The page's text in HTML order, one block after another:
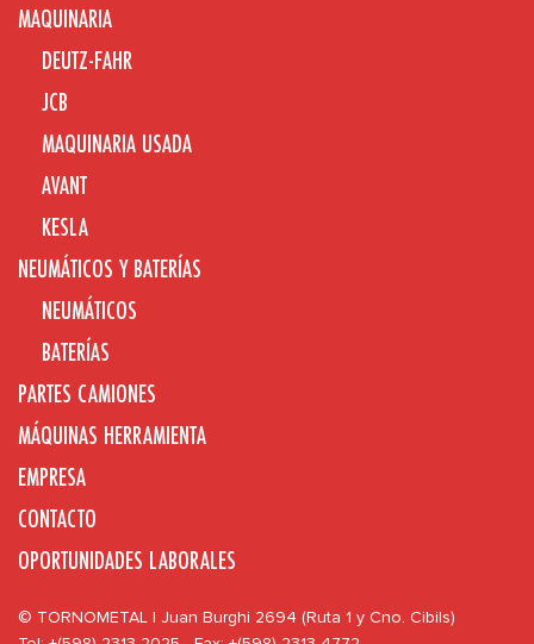
MAQUINARIA
DEUTZ-FAHR
JCB
MAQUINARIA USADA
AVANT
KESLA
NEUMÁTICOS Y BATERÍAS
NEUMÁTICOS
BATERÍAS
PARTES CAMIONES
MÁQUINAS HERRAMIENTA
EMPRESA
CONTACTO
OPORTUNIDADES LABORALES
© TORNOMETAL | Juan Burghi 2694 (Ruta 1 y Cno. Cibils)